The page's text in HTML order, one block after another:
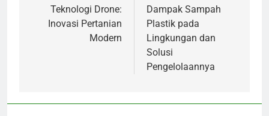
posTeknologi Drone:
Inovasi Pertanian
Modern
Dampak Sampah
Plastik pada
Lingkungan dan
Solusi
Pengelolaannya